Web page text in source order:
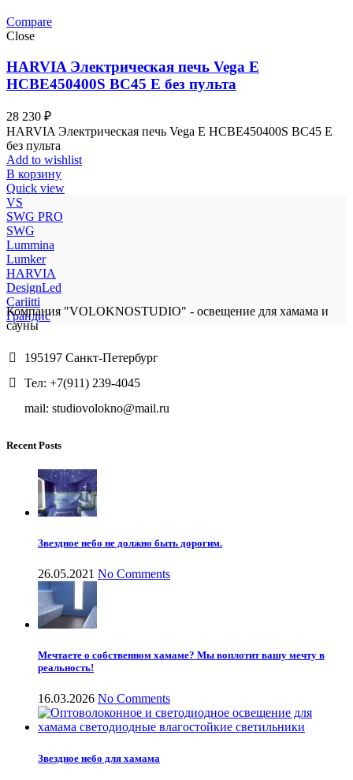
Compare
Close
HARVIA Электрическая печь Vega E
HCBE450400S BC45 Е без пульта
28 230 ₽
HARVIA Электрическая печь Vega E HCBE450400S BC45 Е
без пульта
Add to wishlist
В корзину
Quick view
VS
SWG PRO
SWG
Lummina
Lumker
HARVIA
DesignLed
Cariitti
Грандис
Компания "VOLOKNOSTUDIO" - освещение для хамама и
сауны
195197 Санкт-Петербург
Тел: +7(911) 239-4045
mail: studiovolokno@mail.ru
Recent Posts
Звездное небо не должно быть дорогим.
26.05.2021 No Comments
Мечтаете о собственном хамаме? Мы воплотит вашу мечту в
реальность!
16.03.2026 No Comments
Звездное небо для хамама